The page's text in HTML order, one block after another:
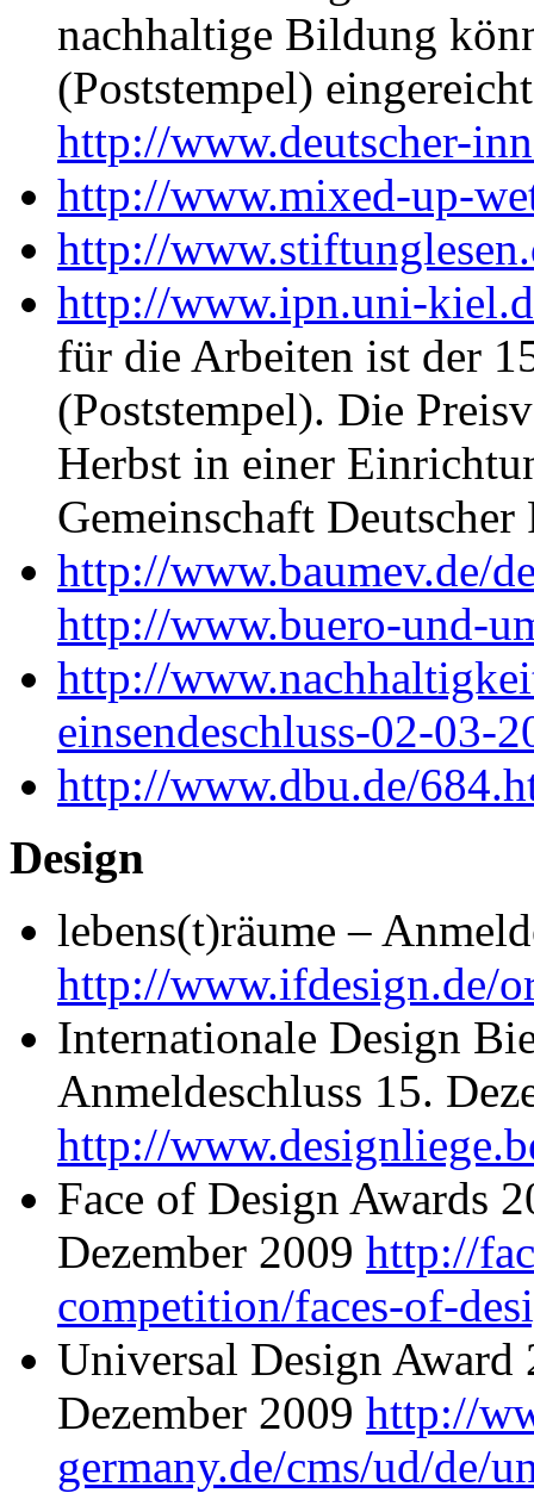
nachhaltige Bildung
(Poststempel)
http://www.deutscher-
http://www.mixed-up-
http://
http://www.ipn.uni-
für die Arbeiten ist der
(Poststempel). Die
Herbst in einer
Gemeinschaft
http://www.baumev.de/
http://www.buero-und-
http://
einsendeschluss-02-03-
http://www.dbu.de/
Design
lebens(t)räume –
http://www.ifdesign.de/
Internationale Design
Anmeldeschluss 15.
http://
Face of Design Awards
Dezember 2009 http://
competition/faces-of-
Universal Design Award
Dezember 2009 http://
germany.de/cms/ud/de/